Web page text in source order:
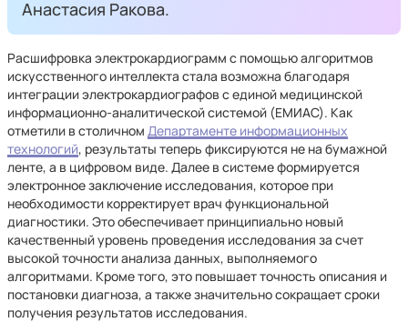
Анастасия Ракова.
Расшифровка электрокардиограмм с помощью алгоритмов
искусственного интеллекта стала возможна благодаря
интеграции электрокардиографов с единой медицинской
информационно-аналитической системой (ЕМИАС). Как
отметили в столичном Департаменте информационных
технологий, результаты теперь фиксируются не на бумажной
ленте, а в цифровом виде. Далее в системе формируется
электронное заключение исследования, которое при
необходимости корректирует врач функциональной
диагностики. Это обеспечивает принципиально новый
качественный уровень проведения исследования за счет
высокой точности анализа данных, выполняемого
алгоритмами. Кроме того, это повышает точность описания и
постановки диагноза, а также значительно сокращает сроки
получения результатов исследования.